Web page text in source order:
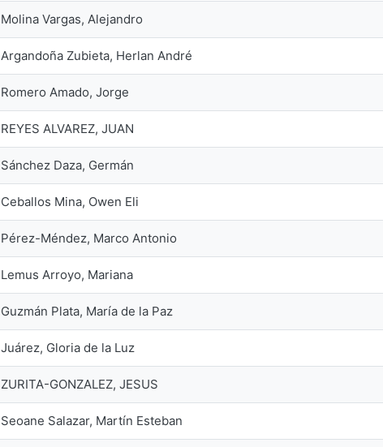
Molina Vargas, Alejandro
Argandoña Zubieta, Herlan André
Romero Amado, Jorge
REYES ALVAREZ, JUAN
Sánchez Daza, Germán
Ceballos Mina, Owen Eli
Pérez-Méndez, Marco Antonio
Lemus Arroyo, Mariana
Guzmán Plata, María de la Paz
Juárez, Gloria de la Luz
ZURITA-GONZALEZ, JESUS
Seoane Salazar, Martín Esteban